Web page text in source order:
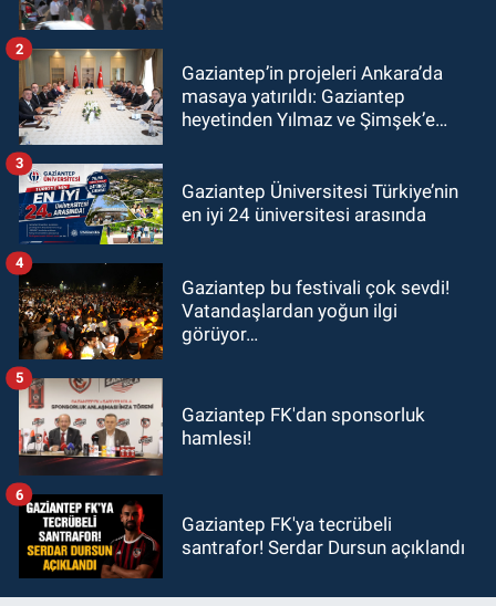
Gaziantep’in projeleri Ankara’da
masaya yatırıldı: Gaziantep
heyetinden Yılmaz ve Şimşek’e
2
Gaziantep Üniversitesi Türkiye’nin
en iyi 24 üniversitesi arasında
3
Gaziantep bu festivali çok sevdi!
Vatandaşlardan yoğun ilgi
görüyor…
4
Gaziantep FK'dan sponsorluk
hamlesi!
5
Gaziantep FK'ya tecrübeli
santrafor! Serdar Dursun açıklandı
6